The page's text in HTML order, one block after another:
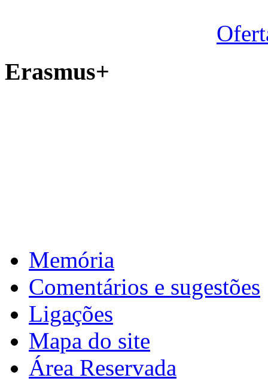
Erasmus+
Memória
Comentários e sugestões
Ligações
Mapa do site
Área Reservada